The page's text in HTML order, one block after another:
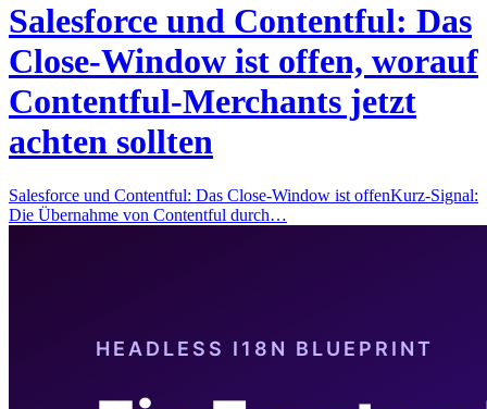
Salesforce und Contentful: Das
Close-Window ist offen, worauf
Contentful-Merchants jetzt
achten sollten
Salesforce und Contentful: Das Close-Window ist offenKurz-Signal:
Die Übernahme von Contentful durch…